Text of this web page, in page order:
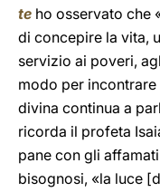
te ho osservato che
di concepire la vita,
servizio ai poveri,
modo per
divina continua a
ricorda il profeta
pane con gli
bisognosi, «la luce